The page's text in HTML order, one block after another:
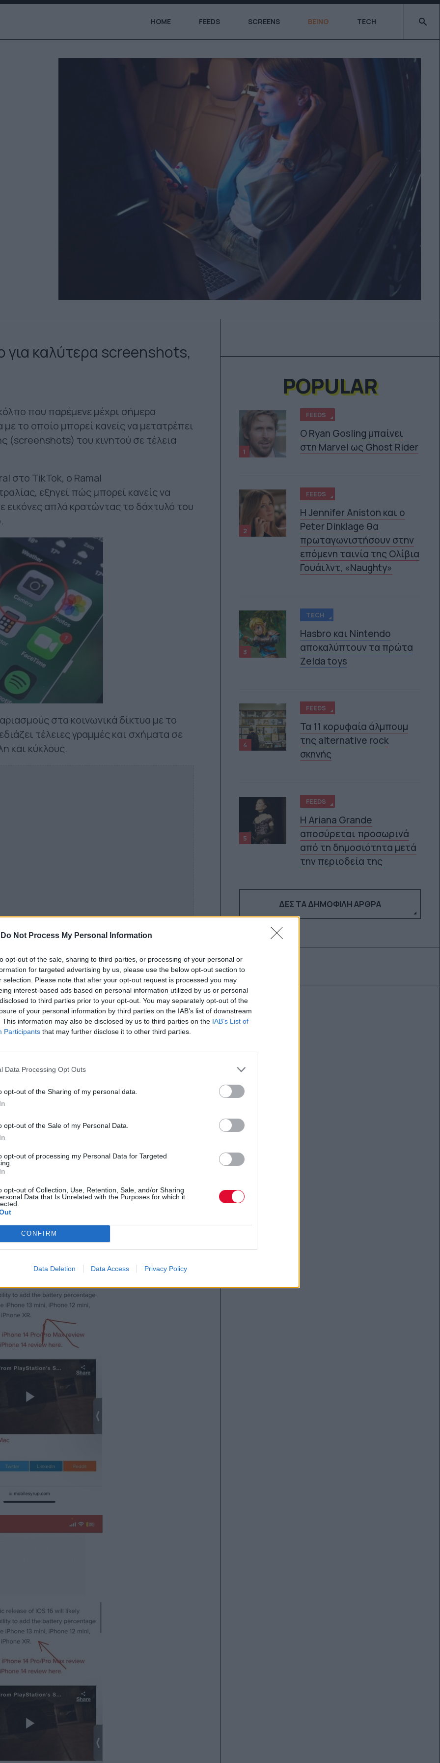
Do Not Process My Personal Information
opt-out of the sale, sharing to third parties, or processing of your personal or
for targeted advertising by us, please use the below opt-out section to
selection. Please note that after your opt-out request is processed you may
interest-based ads based on personal information utilized by us or personal
to third parties prior to your opt-out. You may separately opt-out of the
of your personal information by third parties on the IAB’s list of downstream
This information may also be disclosed by us to third parties on the IAB’s List of
Participants that may further disclose it to other third parties.
Data Processing Opt Outs
opt-out of the Sharing of my personal data.
opt-out of the Sale of my Personal Data.
opt-out of processing my Personal Data for Targeted
opt-out of Collection, Use, Retention, Sale, and/or Sharing
Data that Is Unrelated with the Purposes for which it
CONFIRM
Data Deletion Data Access Privacy Policy
HOME FEEDS SCREENS BEING TECH Type
για καλύτερα screenshots,
που παρέμενε μέχρι σήμερα
το οποίο μπορεί κανείς να μετατρέπει
(screenshots) του κινητού σε τέλεια
στο TikTok, ο Ramal
εξηγεί πώς μπορεί κανείς να
εικόνες απλά κρατώντας το δάχτυλό του
στα κοινωνικά δίκτυα με το
τέλειες γραμμές και σχήματα σε
και κύκλους.
πατημένο το «πρόχειρο» σχέδιό
ευκρινή εικόνα.
POPULAR
1
FEEDS
Ο Ryan Gosling μπαίνει
στη Marvel ως Ghost Rider
2
FEEDS
Η Jennifer Aniston και ο
Peter Dinklage θα
πρωταγωνιστήσουν στην
επόμενη ταινία της Ολίβια
Γουάιλντ, «Naughty»
3
TECH
Hasbro και Nintendo
αποκαλύπτουν τα πρώτα
Zelda toys
4
FEEDS
Τα 11 κορυφαία άλμπουμ
της alternative rock
σκηνής
5
FEEDS
Η Ariana Grande
αποσύρεται προσωρινά
από τη δημοσιότητα μετά
την περιοδεία της
ΔΕΣ ΤΑ ΔΗΜΟΦΙΛΉ ΆΡΘΡΑ